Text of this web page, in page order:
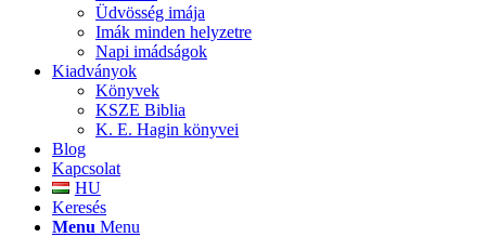
Üdvösség imája
Imák minden helyzetre
Napi imádságok
Kiadványok
Könyvek
KSZE Biblia
K. E. Hagin könyvei
Blog
Kapcsolat
HU
Keresés
Menu Menu